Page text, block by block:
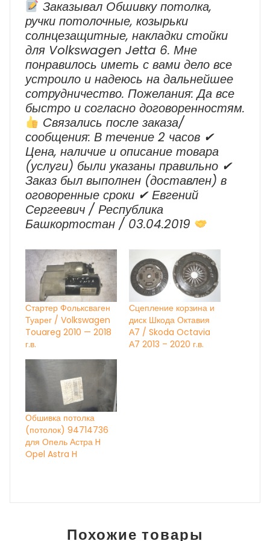
Заказывал Обшивку потолка,
ручки потолочные, козырьки
солнцезащитные, накладки стойки
для Volkswagen Jetta 6. Мне
понравилось иметь с вами дело все
устроило и надеюсь на дальнейшее
сотрудничество. Пожелания: Да все
быстро и согласно договоренностям.
Cвязались после заказа/
сообщения: В течение 2 часов ✔
Цена, наличие и описание товара
(услуги) были указаны правильно ✔
Заказ был выполнен (доставлен) в
оговоренные сроки ✔ Евгений
Сергеевич / Республика
Башкортостан / 03.04.2019
Стартер Фольксваген
Туарег / Volkswagen
Touareg 2010 — 2018
г.в.
Сцепление корзина и
диск Шкода Октавия
А7 / Skoda Octavia
А7 2013 – 2020 г.в.
Обшивка потолка
(потолок) 94714736
для Опель Астра H
Opel Astra H
Похожие товары